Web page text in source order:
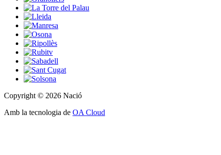
Copyright © 2026 Nació
Amb la tecnologia de OA Cloud